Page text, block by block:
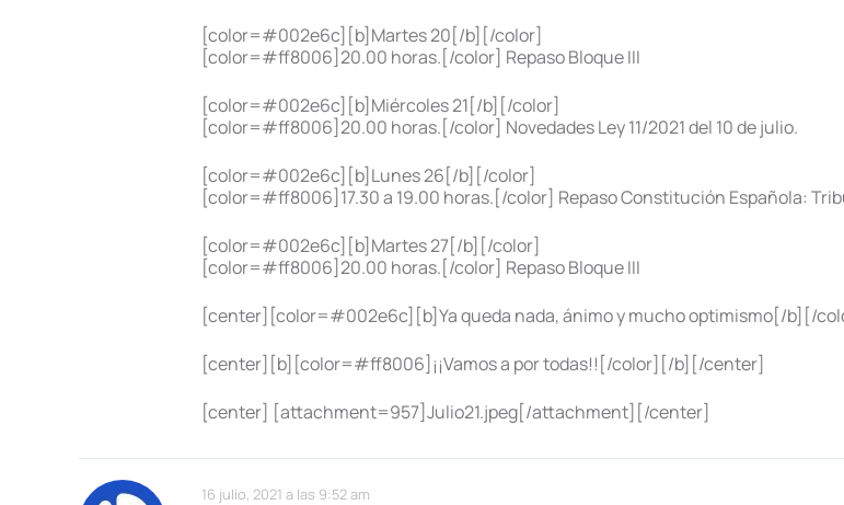
[color=#002e6c][b]Martes 20[/b][/color]
[color=#ff8006]20.00 horas.[/color] Repaso Bloque III
[color=#002e6c][b]Miércoles 21[/b][/color]
[color=#ff8006]20.00 horas.[/color] Novedades Ley 11/2021 del 10 de julio.
[color=#002e6c][b]Lunes 26[/b][/color]
[color=#ff8006]17.30 a 19.00 horas.[/color] Repaso Constitución Española:
[color=#002e6c][b]Martes 27[/b][/color]
[color=#ff8006]20.00 horas.[/color] Repaso Bloque III
[center][color=#002e6c][b]Ya queda nada, ánimo y mucho optimismo[/b][/
[center][b][color=#ff8006]¡¡Vamos a por todas!![/color][/b][/center]
[center] [attachment=957]Julio21.jpeg[/attachment][/center]
16 julio, 2021 a las 9:52 am